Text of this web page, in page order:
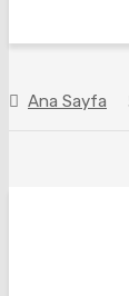
Ana Sayfa